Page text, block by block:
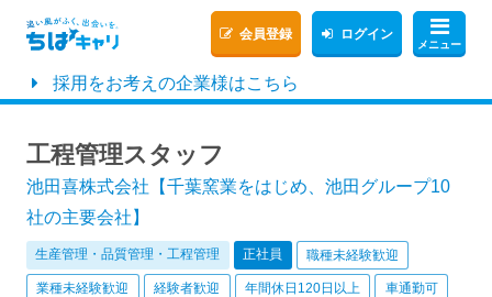
メニュー
会員登録 ログイン
採用をお考えの企業様はこちら
工程管理スタッフ
池田喜株式会社【千葉窯業をはじめ、池田グループ10
社の主要会社】
生産管理・品質管理・工程管理 正社員 職種未経験歓迎
業種未経験歓迎 経験者歓迎 年間休日120日以上 車通勤可